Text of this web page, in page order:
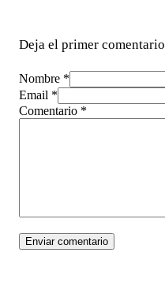
Deja el primer comentario
Nombre *
Email *
Comentario *